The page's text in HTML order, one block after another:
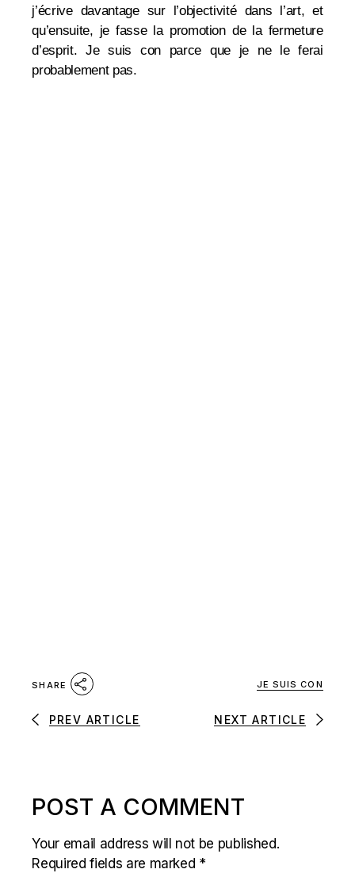
j’écrive davantage sur l’objectivité dans l’art, et
qu’ensuite, je fasse la promotion de la fermeture
d’esprit. Je suis con parce que je ne le ferai
probablement pas.
SHARE JE SUIS CON
PREV ARTICLE NEXT ARTICLE
POST A COMMENT
Your email address will not be published.
Required fields are marked *